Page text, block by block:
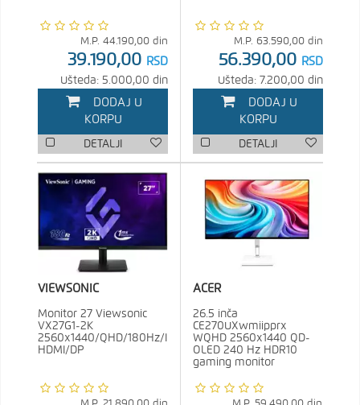
M.P. 44.190,00 din
39.190,00 RSD
Ušteda: 5.000,00 din
DODAJ U
KORPU
DETALJI
M.P. 63.590,00 din
56.390,00 RSD
Ušteda: 7.200,00 din
DODAJ U
KORPU
DETALJI
VIEWSONIC
Monitor 27 Viewsonic
VX27G1-2K
2560x1440/QHD/180Hz/IPS/1ms/2x
HDMI/DP
ACER
26.5 inča
CE270UXwmiipprx
WQHD 2560x1440 QD-
OLED 240 Hz HDR10
gaming monitor